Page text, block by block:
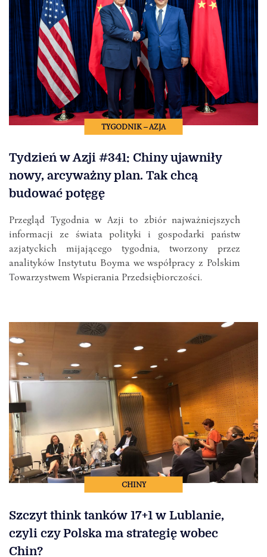
TYGODNIK – AZJA
Tydzień w Azji #341: Chiny ujawniły
nowy, arcyważny plan. Tak chcą
budować potęgę
Przegląd Tygodnia w Azji to zbiór najważniejszych
informacji ze świata polityki i gospodarki państw
azjatyckich mijającego tygodnia, tworzony przez
analityków Instytutu Boyma we współpracy z Polskim
Towarzystwem Wspierania Przedsiębiorczości.
CHINY
Szczyt think tanków 17+1 w Lublanie,
czyli czy Polska ma strategię wobec
Chin?